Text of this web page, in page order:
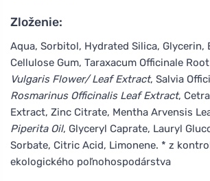
Zloženie:
Aqua, Sorbitol, Hydrated Silica, Glycerin,
Cellulose Gum, Taraxacum Officinale
Vulgaris Flower/ Leaf Extract, Salvia
Rosmarinus Officinalis Leaf Extract,
Extract, Zinc Citrate, Mentha Arvensis
Piperita Oil, Glyceryl Caprate, Lauryl
Sorbate, Citric Acid, Limonene. * z
ekologického poľnohospodárstva